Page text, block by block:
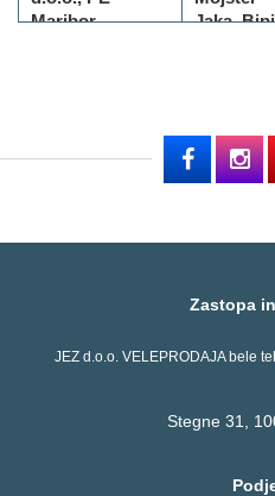
Maribor
Jaka,
Zastopa
JEZ d.o.o. VELEPRODAJA bele
Stegne 31,